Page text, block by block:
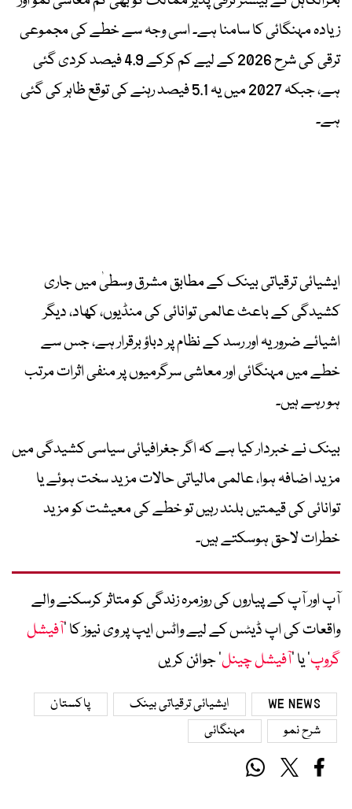
زیادہ مہنگائی کا سامنا ہے۔ اسی وجہ سے خطے کی مجموعی
ترقی کی شرح 2026 کے لیے کم کرکے 4.9 فیصد کردی گئی
ہے، جبکہ 2027 میں یہ 5.1 فیصد رہنے کی توقع ظاہر کی گئی
ہے۔
ایشیائی ترقیاتی بینک کے مطابق مشرق وسطیٰ میں جاری
کشیدگی کے باعث عالمی توانائی کی منڈیوں، کھاد، دیگر
اشیائے ضروریہ اور رسد کے نظام پر دباؤ برقرار ہے، جس سے
خطے میں مہنگائی اور معاشی سرگرمیوں پر منفی اثرات مرتب
ہو رہے ہیں۔
بینک نے خبردار کیا ہے کہ اگر جغرافیائی سیاسی کشیدگی میں
مزید اضافہ ہوا، عالمی مالیاتی حالات مزید سخت ہوئے یا
توانائی کی قیمتیں بلند رہیں تو خطے کی معیشت کو مزید
خطرات لاحق ہوسکتے ہیں۔
آپ اور آپ کے پیاروں کی روزمرہ زندگی کو متاثر کرسکنے والے
واقعات کی اپ ڈیٹس کے لیے واٹس ایپ پر وی نیوز کا ’آفیشل
گروپ‘ یا ’آفیشل چینل‘ جوائن کریں
WE NEWS ایشیائی ترقیاتی بینک
پاکستان
شرح نمو
مہنگائی